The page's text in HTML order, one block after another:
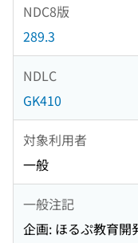
NDC8版
289.3
NDLC
GK410
対象利用者
一般
一般注記
企画: ほるぷ教育開